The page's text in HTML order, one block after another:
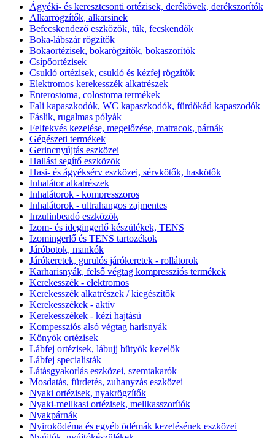
Ágyéki- és keresztcsonti ortézisek, derékövek, derékszorítók
Alkarrögzítők, alkarsinek
Befecskendező eszközök, tűk, fecskendők
Boka-lábszár rögzítők
Bokaortézisek, bokarögzítők, bokaszorítók
Csípőortézisek
Csukló ortézisek, csukló és kézfej rögzítők
Elektromos kerekesszék alkatrészek
Enterostoma, colostoma termékek
Fali kapaszkodók, WC kapaszkodók, fürdőkád kapaszodók
Fáslik, rugalmas pólyák
Felfekvés kezelése, megelőzése, matracok, párnák
Gégészeti termékek
Gerincnyújtás eszközei
Hallást segítő eszközök
Hasi- és ágyéksérv eszközei, sérvkötők, haskötők
Inhalátor alkatrészek
Inhalátorok - kompresszoros
Inhalátorok - ultrahangos zajmentes
Inzulinbeadó eszközök
Izom- és idegingerlő készülékek, TENS
Izomingerlő és TENS tartozékok
Járóbotok, mankók
Járókeretek, gurulós járókeretek - rollátorok
Karharisnyák, felső végtag kompressziós termékek
Kerekesszék - elektromos
Kerekesszék alkatrészek / kiegészítők
Kerekesszékek - aktív
Kerekesszékek - kézi hajtású
Kompessziós alsó végtag harisnyák
Könyök ortézisek
Lábfej ortézisek, lábujj bütyök kezelők
Lábfej specialisták
Látásgyakorlás eszközei, szemtakarók
Mosdatás, fürdetés, zuhanyzás eszközei
Nyaki ortézisek, nyakrögzítők
Nyaki-mellkasi ortézisek, mellkasszorítók
Nyakpárnák
Nyiroködéma és egyéb ödémák kezelésének eszközei